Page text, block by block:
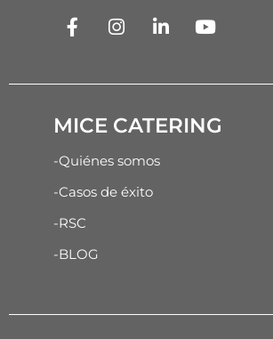
MICE CATERING
-Quiénes somos
-Casos de éxito
-RSC
-BLOG